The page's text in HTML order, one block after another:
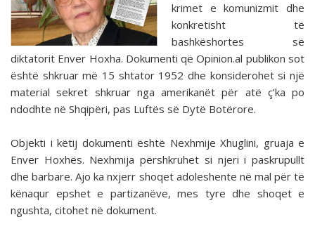
krimet e komunizmit dhe
konkretisht të
bashkëshortes së
diktatorit Enver Hoxha. Dokumenti që Opinion.al publikon sot
është shkruar më 15 shtator 1952 dhe konsiderohet si një
material sekret shkruar nga amerikanët për atë ç’ka po
ndodhte në Shqipëri, pas Luftës së Dytë Botërore.
Objekti i këtij dokumenti është Nexhmije Xhuglini, gruaja e
Enver Hoxhës. Nexhmija përshkruhet si njeri i paskrupullt
dhe barbare. Ajo ka nxjerr shoqet adoleshente në mal për të
kënaqur epshet e partizanëve, mes tyre dhe shoqet e
ngushta, citohet në dokument.